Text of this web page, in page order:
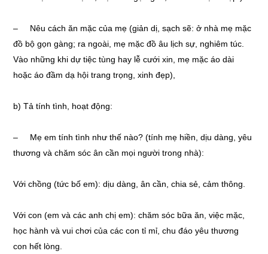
– Nêu cách ăn mặc của mẹ (giản dị, sạch sẽ: ở nhà mẹ mặc
đồ bộ gọn gàng; ra ngoài, mẹ mặc đồ âu lịch sự, nghiêm túc.
Vào những khi dự tiệc tùng hay lễ cưới xin, mẹ mặc áo dài
hoặc áo đầm dạ hội trang trọng, xinh đẹp),
b) Tả tính tình, hoạt động:
– Mẹ em tính tình như thế nào? (tính mẹ hiền, dịu dàng, yêu
thương và chăm sóc ân cần mọi người trong nhà):
Với chồng (tức bố em): dịu dàng, ân cần, chia sẻ, cảm thông.
Với con (em và các anh chị em): chăm sóc bữa ăn, việc mặc,
học hành và vui chơi của các con tỉ mỉ, chu đáo yêu thương
con hết lòng.